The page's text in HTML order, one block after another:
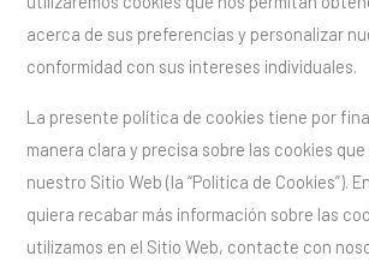
acerca de sus preferencias y personalizar
conformidad con sus intereses individuales.
La presente política de cookies tiene por
manera clara y precisa sobre las cookies
nuestro Sitio Web (la “Política de Cookies”).
quiera recabar más información sobre las
utilizamos en el Sitio Web, contacte con